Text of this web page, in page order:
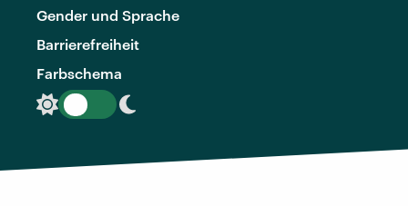
Gender und Sprache
Barrierefreiheit
Farbschema